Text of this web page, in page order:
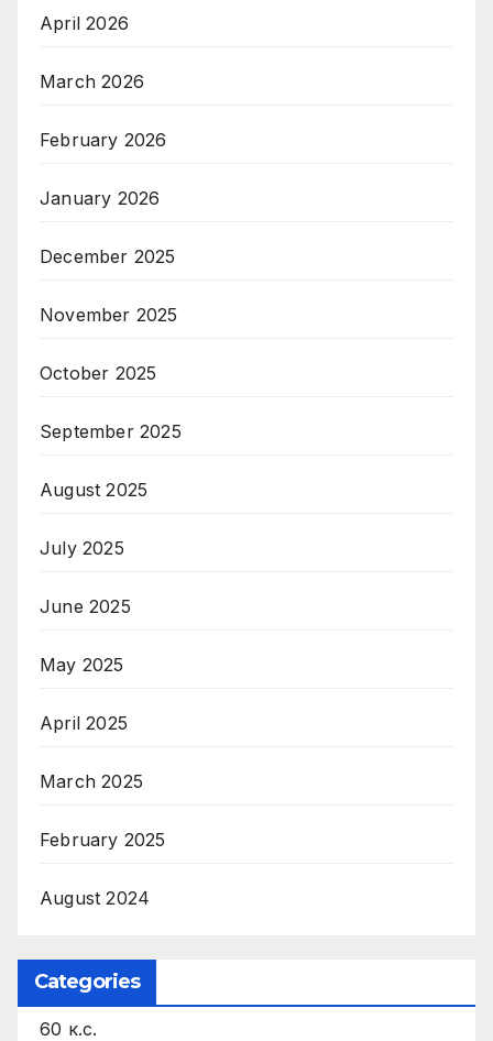
April 2026
March 2026
February 2026
January 2026
December 2025
November 2025
October 2025
September 2025
August 2025
July 2025
June 2025
May 2025
April 2025
March 2025
February 2025
August 2024
Categories
60 к.с.